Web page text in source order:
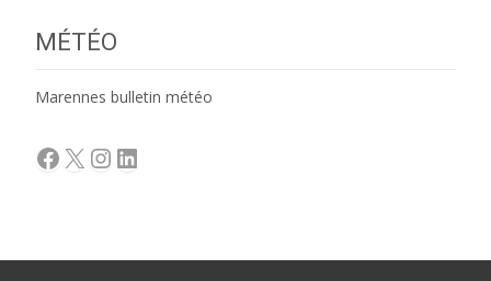
MÉTÉO
Marennes bulletin météo
Facebook
X Instagram
LinkedIn